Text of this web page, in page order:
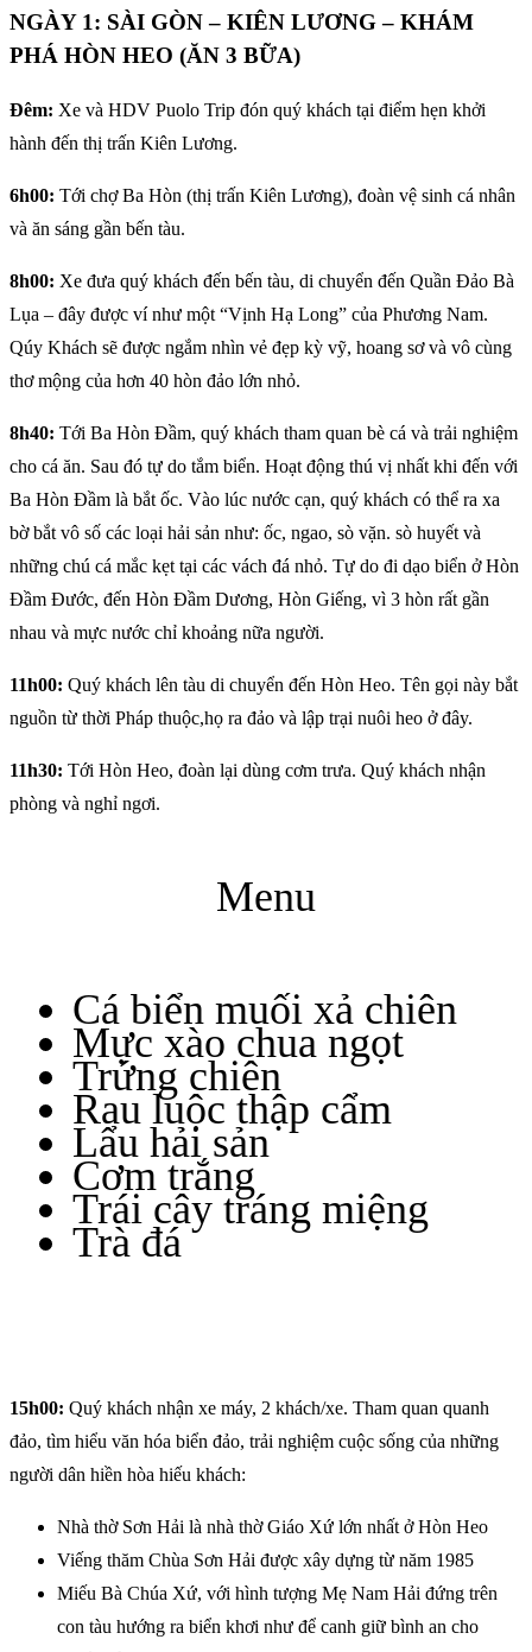
NGÀY 1: SÀI GÒN – KIÊN LƯƠNG – KHÁM
PHÁ HÒN HEO (ĂN 3 BỮA)
Đêm: Xe và HDV Puolo Trip đón quý khách tại điểm hẹn khởi
hành đến thị trấn Kiên Lương.
6h00: Tới chợ Ba Hòn (thị trấn Kiên Lương), đoàn vệ sinh cá nhân
và ăn sáng gần bến tàu.
8h00: Xe đưa quý khách đến bến tàu, di chuyển đến Quần Đảo Bà
Lụa – đây được ví như một “Vịnh Hạ Long” của Phương Nam.
Qúy Khách sẽ được ngắm nhìn vẻ đẹp kỳ vỹ, hoang sơ và vô cùng
thơ mộng của hơn 40 hòn đảo lớn nhỏ.
8h40: Tới Ba Hòn Đầm, quý khách tham quan bè cá và trải nghiệm
cho cá ăn. Sau đó tự do tắm biển. Hoạt động thú vị nhất khi đến với
Ba Hòn Đầm là bắt ốc. Vào lúc nước cạn, quý khách có thể ra xa
bờ bắt vô số các loại hải sản như: ốc, ngao, sò vặn. sò huyết và
những chú cá mắc kẹt tại các vách đá nhỏ. Tự do đi dạo biển ở Hòn
Đầm Đước, đến Hòn Đầm Dương, Hòn Giếng, vì 3 hòn rất gần
nhau và mực nước chỉ khoảng nữa người.
11h00: Quý khách lên tàu di chuyển đến Hòn Heo. Tên gọi này bắt
nguồn từ thời Pháp thuộc,họ ra đảo và lập trại nuôi heo ở đây.
11h30: Tới Hòn Heo, đoàn lại dùng cơm trưa. Quý khách nhận
phòng và nghỉ ngơi.
Menu
Cá biển muối xả chiên
Mực xào chua ngọt
Trứng chiên
Rau luộc thập cẩm
Lẩu hải sản
Cơm trắng
Trái cây tráng miệng
Trà đá
15h00: Quý khách nhận xe máy, 2 khách/xe. Tham quan quanh
đảo, tìm hiểu văn hóa biển đảo, trải nghiệm cuộc sống của những
người dân hiền hòa hiếu khách:
Nhà thờ Sơn Hải là nhà thờ Giáo Xứ lớn nhất ở Hòn Heo
Viếng thăm Chùa Sơn Hải được xây dựng từ năm 1985
Miếu Bà Chúa Xứ, với hình tượng Mẹ Nam Hải đứng trên
con tàu hướng ra biển khơi như để canh giữ bình an cho